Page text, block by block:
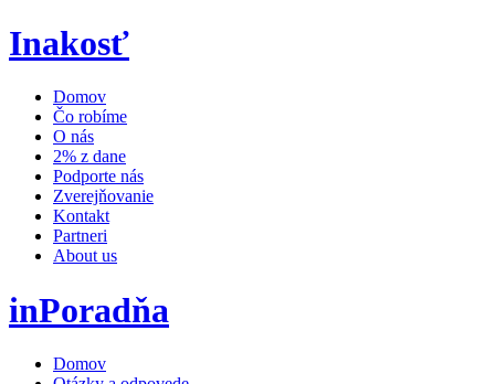
Inakosť
Domov
Čo robíme
O nás
2% z dane
Podporte nás
Zverejňovanie
Kontakt
Partneri
About us
inPoradňa
Domov